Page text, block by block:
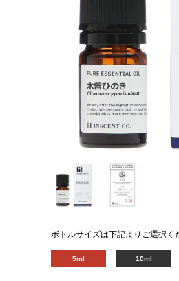
ボトルサイズは下記よりご選択く
5ml 10ml